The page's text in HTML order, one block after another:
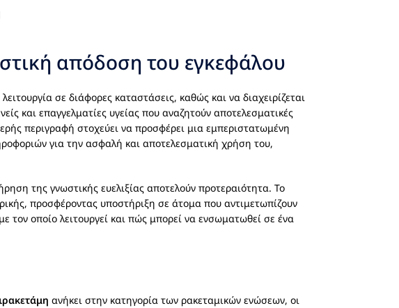
απόδοση του εγκεφάλου
σε διάφορες καταστάσεις, καθώς και να διαχειρίζεται
και επαγγελματίες υγείας που αναζητούν αποτελεσματικές
περιγραφή στοχεύει να προσφέρει μια εμπεριστατωμένη
για την ασφαλή και αποτελεσματική χρήση του,
της γνωστικής ευελιξίας αποτελούν προτεραιότητα. Το
προσφέροντας υποστήριξη σε άτομα που αντιμετωπίζουν
οποίο λειτουργεί και πώς μπορεί να ενσωματωθεί σε ένα
ανήκει στην κατηγορία των ρακεταμικών ενώσεων, οι